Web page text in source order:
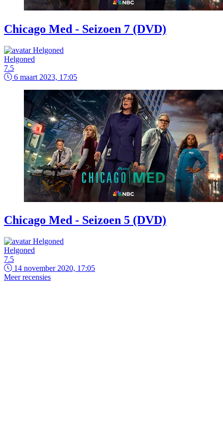
Chicago Med - Seizoen 7 (DVD)
Helgoned
7.5
6 maart 2023, 17:05
Chicago Med - Seizoen 5 (DVD)
Helgoned
7.5
14 november 2020, 17:05
Meer recensies